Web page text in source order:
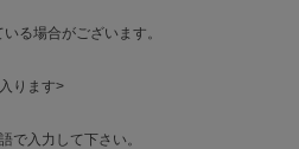
る場合がございます。
ります>
で入力して下さい。